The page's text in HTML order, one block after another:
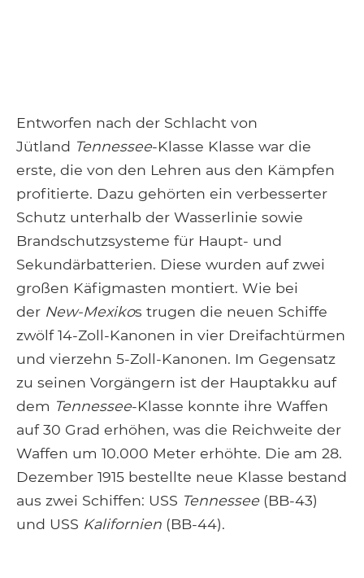
Entworfen nach der Schlacht von
Jütland Tennessee-Klasse Klasse war die
erste, die von den Lehren aus den Kämpfen
profitierte. Dazu gehörten ein verbesserter
Schutz unterhalb der Wasserlinie sowie
Brandschutzsysteme für Haupt- und
Sekundärbatterien. Diese wurden auf zwei
großen Käfigmasten montiert. Wie bei
der New-Mexikos trugen die neuen Schiffe
zwölf 14-Zoll-Kanonen in vier Dreifachtürmen
und vierzehn 5-Zoll-Kanonen. Im Gegensatz
zu seinen Vorgängern ist der Hauptakku auf
dem Tennessee-Klasse konnte ihre Waffen
auf 30 Grad erhöhen, was die Reichweite der
Waffen um 10.000 Meter erhöhte. Die am 28.
Dezember 1915 bestellte neue Klasse bestand
aus zwei Schiffen: USS Tennessee (BB-43)
und USS Kalifornien (BB-44).